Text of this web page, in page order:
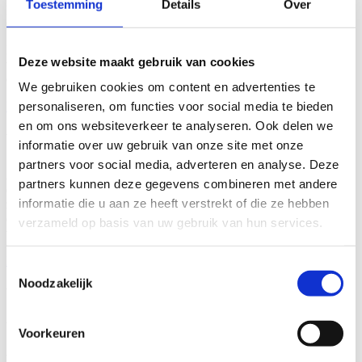
Toestemming Details Over
Deze website maakt gebruik van cookies
We gebruiken cookies om content en advertenties te
personaliseren, om functies voor social media te bieden
en om ons websiteverkeer te analyseren. Ook delen we
informatie over uw gebruik van onze site met onze
partners voor social media, adverteren en analyse. Deze
partners kunnen deze gegevens combineren met andere
informatie die u aan ze heeft verstrekt of die ze hebben
verzameld op basis van uw gebruik van hun services.
Noodzakelijk
Voorkeuren
pensioenkapitaal. Hierop geniet je van een rente die veel hoger ligt
verzekeringen vind je beide formules, zodat je zeker bent van de
Meer info
Waarom Loois?
Als ondernemer wil je vooruit. Die drive zie jij het liefst ondersteund
door een verzekeringspakket op maat, aan de beste voorwaarden. Je
zoekt een partner die jouw verzekeringen pro-actief aftoetst tegen
een markt die voortdurend in beweging is. Zo krijg je regelmatig
voorstellen ter optimalisatie, en kan jij gerust vooruit!
Wil je werk maken van je VAPZ
Als zelfstandige is je leven voortdurend in beweging. Je wil vooruit,